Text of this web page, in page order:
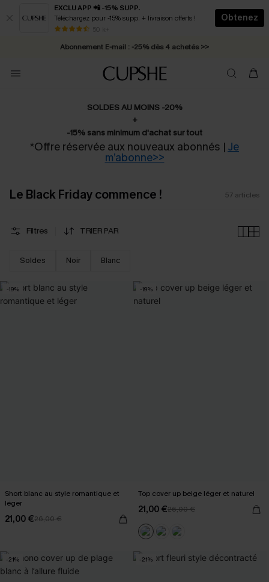
EXCLU APP 📲 -15% SUPP.
Téléchargez pour -15% supp. + livraison offerts !
50 k+
Obtenez
* Livraison éclair 2-3 jours ouvrés >>
Abonnement E-mail : -25% dès 4 achetés >>
SOLDES AU MOINS -20%
+
-15% sans minimum d'achat sur tout
*Offre réservée aux nouveaux abonnés | Je
m’abonne>>
Le Black Friday commence ! 57 articles
Filtres TRIER PAR
Soldes Noir Blanc
-19%
Short blanc au style romantique et
léger
21,00 €26,00 €
-19%
Top cover up beige léger et naturel
21,00 €26,00 €
-21% -21%